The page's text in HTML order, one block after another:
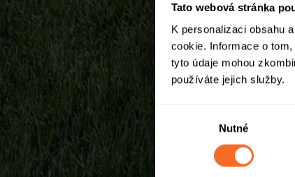
Tato webová stránka
K personalizaci obsahu
cookie. Informace o
tyto údaje mohou
používáte jejich služby.
Nutné